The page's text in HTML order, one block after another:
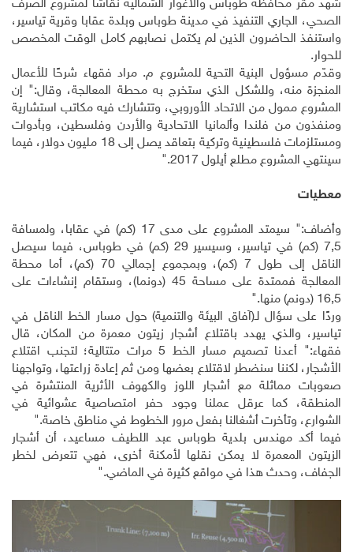
شهد مقر محافظة طوباس والأغوار الشمالية نقاشاً لمشروع الصرف
الصحي، الجاري التنفيذ في مدينة طوباس وبلدة عقابا وقرية تياسير،
واستنفذ الحاضرون الذين لم يكتمل نصابهم كامل الوقت المخصص
للحوار.
وقدّم مسؤول البنية التحية للمشروع م. مراد فقهاء شرحًا للأعمال
المنجزة منه، وللشكل الذي ستخرج به محطة المعالجة، وقال:" إن
المشروع ممول من الاتحاد الأوروبي، وتتشارك فيه مكاتب استشارية
ومنفذون من فلندا وألمانيا الاتحادية والأردن وفلسطين، وبأدوات
ومستلزمات فلسطينية وتركية بتعاقد يصل إلى 18 مليون دولار، فيما
سينتهي المشروع مطلع أيلول 2017."
معطيات
وأضاف:" سيمتد المشروع على مدى 17 (كم) في عقابا، ولمسافة
7,5 (كم) في تياسير، وسيسير 29 (كم) في طوباس، فيما سيصل
الناقل إلى طول 7 (كم)، وبمجموع إجمالي 70 (كم)، أما محطة
المعالجة فممتدة على مساحة 45 (دونما)، وستقام إنشاءات على
16,5 (دونم) منها."
وردًا على سؤال لـ(آفاق البيئة والتنمية) حول مسار الخط الناقل في
تياسير، والذي يهدد باقتلاع أشجار زيتون معمرة من المكان، قال
فقهاء:" أعدنا تصميم مسار الخط 5 مرات متتالية؛ لتجنب اقتلاع
الأشجار، لكننا سنضطر لاقتلاع بعضها ومن ثم إعادة زراعتها، وتواجهنا
صعوبات مماثلة مع أشجار اللوز والكهوف الأثرية المنتشرة في
المنطقة، كما عرقل عملنا وجود حفر امتصاصية عشوائية في
الشوارع، وتأخرت أشغالنا بفعل مرور الخطوط في مناطق خاصة."
فيما أكد مهندس بلدية طوباس عبد اللطيف مساعيد، أن أشجار
الزيتون المعمرة لا يمكن نقلها لأمكنة أخرى، فهي تتعرض لخطر
الجفاف، وحدث هذا في مواقع كثيرة في الماضي."